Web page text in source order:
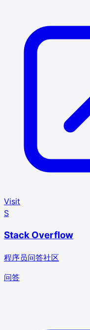
Visit
S
Stack Overflow
程序员问答社区
问答